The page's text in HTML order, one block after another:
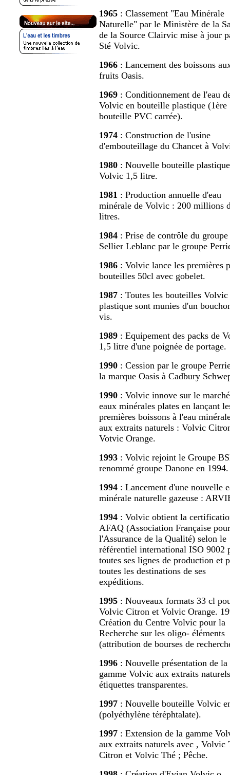
1965: Classement "Eau Minérale
Naturelle" par le Ministère de la
de la Source Clairvic mise à jour
Sté Volvic.
1966: Lancement des boissons
fruits Oasis.
1969: Conditionnement de l'eau
Volvic en bouteille plastique (1ère
bouteille PVC carrée).
1974: Construction de l'usine
d'embouteillage du Chancet à
1980: Nouvelle bouteille plastique
Volvic 1,5 litre.
1981 : Production annuelle d'eau
minérale de Volvic : 200 millions
litres.
1984: Prise de contrôle du groupe
Sellier Leblanc par le groupe
1986: Volvic lance les premières
bouteilles 50cl avec gobelet.
1987: Toutes les bouteilles Volvic
plastique sont munies d'un
vis.
1989: Equipement des packs de
1,5 litre d'une poignée de portage.
1990: Cession par le groupe
la marque Oasis à Cadbury
1990: Volvic innove sur le
eaux minérales plates en lançant
premières boissons à l'eau
aux extraits naturels : Volvic
Votvic Orange.
1993: Volvic rejoint le Groupe
renommé groupe Danone en 1994.
1994: Lancement d'une nouvelle
minérale naturelle gazeuse :
1994: Volvic obtient la
AFAQ (Association Française pour
l'Assurance de la Qualité) selon le
référentiel international ISO 9002
toutes ses lignes de production et
toutes les destinations de ses
expéditions.
1995: Nouveaux formats 33 cl
Volvic Citron et Volvic Orange.
Création du Centre Volvic pour la
Recherche sur les oligo- éléments
(attribution de bourses de
1996: Nouvelle présentation de la
gamme Volvic aux extraits
étiquettes transparentes.
1997: Nouvelle bouteille Volvic
(polyéthylène téréphtalate).
1997: Extension de la gamme
aux extraits naturels avec , Volvic
Citron et Volvic Thé ; Pêche.